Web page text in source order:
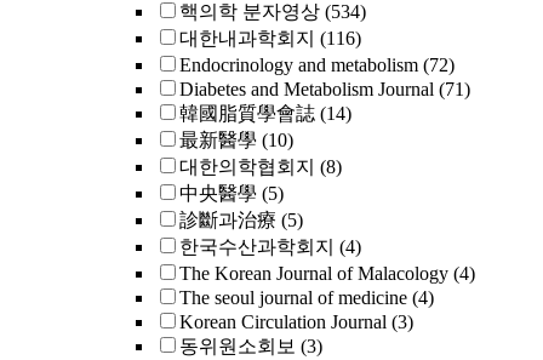
핵의학 분자영상 (534)
대한내과학회지 (116)
Endocrinology and metabolism (72)
Diabetes and Metabolism Journal (71)
韓國脂質學會誌 (14)
最新醫學 (10)
대한의학협회지 (8)
中央醫學 (5)
診斷과治療 (5)
한국수산과학회지 (4)
The Korean Journal of Malacology (4)
The seoul journal of medicine (4)
Korean Circulation Journal (3)
동위원소회보 (3)